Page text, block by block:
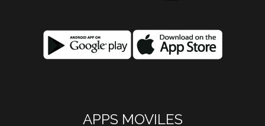
APPS MOVILES